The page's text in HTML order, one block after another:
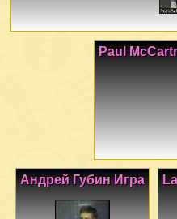
Paul
Андрей Губин Игра